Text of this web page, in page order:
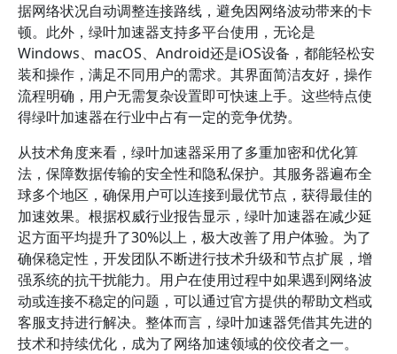
据网络状况自动调整连接路线，避免因网络波动带来的卡
顿。此外，绿叶加速器支持多平台使用，无论是
Windows、macOS、Android还是iOS设备，都能轻松安
装和操作，满足不同用户的需求。其界面简洁友好，操作
流程明确，用户无需复杂设置即可快速上手。这些特点使
得绿叶加速器在行业中占有一定的竞争优势。
从技术角度来看，绿叶加速器采用了多重加密和优化算
法，保障数据传输的安全性和隐私保护。其服务器遍布全
球多个地区，确保用户可以连接到最优节点，获得最佳的
加速效果。根据权威行业报告显示，绿叶加速器在减少延
迟方面平均提升了30%以上，极大改善了用户体验。为了
确保稳定性，开发团队不断进行技术升级和节点扩展，增
强系统的抗干扰能力。用户在使用过程中如果遇到网络波
动或连接不稳定的问题，可以通过官方提供的帮助文档或
客服支持进行解决。整体而言，绿叶加速器凭借其先进的
技术和持续优化，成为了网络加速领域的佼佼者之一。